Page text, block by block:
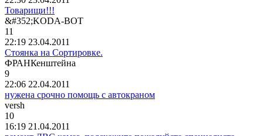
Товарищи!!!
&#352;KODA-ВОТ
11
22:19 23.04.2011
Стоянка на Сортировке.
ФРАНКенштейна
9
22:06 22.04.2011
нужена срочно помощь с автокраном
versh
10
16:19 21.04.2011